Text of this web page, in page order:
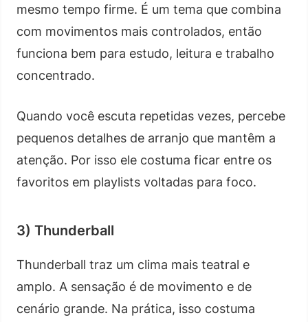
mesmo tempo firme. É um tema que combina
com movimentos mais controlados, então
funciona bem para estudo, leitura e trabalho
concentrado.
Quando você escuta repetidas vezes, percebe
pequenos detalhes de arranjo que mantêm a
atenção. Por isso ele costuma ficar entre os
favoritos em playlists voltadas para foco.
3) Thunderball
Thunderball traz um clima mais teatral e
amplo. A sensação é de movimento e de
cenário grande. Na prática, isso costuma